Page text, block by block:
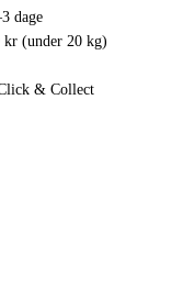
dage
(under 20 kg)
& Collect